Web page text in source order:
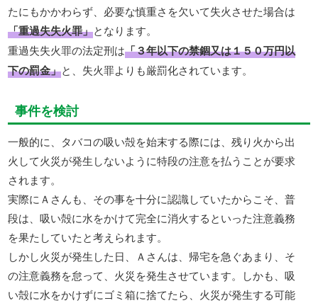
たにもかかわらず、必要な慎重さを欠いて失火させた場合は
「重過失失火罪」となります。
重過失失火罪の法定刑は「３年以下の禁錮又は１５０万円以
下の罰金」と、失火罪よりも厳罰化されています。
事件を検討
一般的に、タバコの吸い殻を始末する際には、残り火から出
火して火災が発生しないように特段の注意を払うことが要求
されます。
実際にＡさんも、その事を十分に認識していたからこそ、普
段は、吸い殻に水をかけて完全に消火するといった注意義務
を果たしていたと考えられます。
しかし火災が発生した日、Ａさんは、帰宅を急ぐあまり、そ
の注意義務を怠って、火災を発生させています。しかも、吸
い殻に水をかけずにゴミ箱に捨てたら、火災が発生する可能